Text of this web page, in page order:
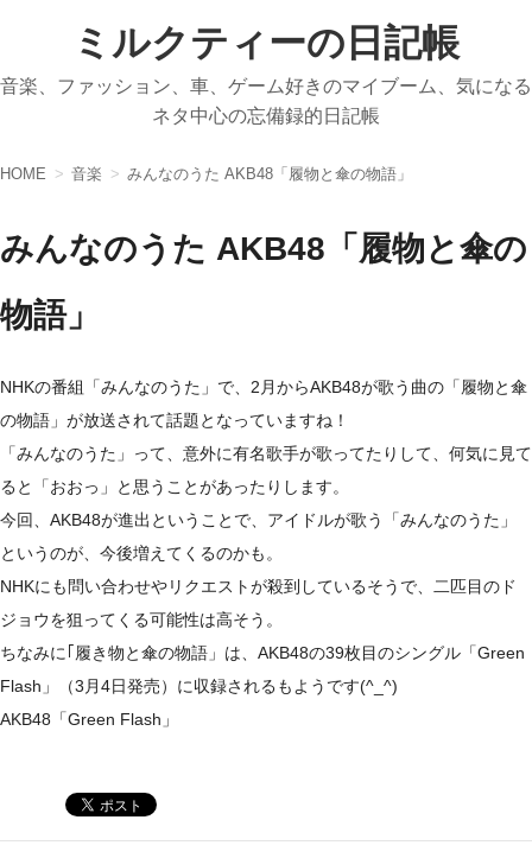
ミルクティーの日記帳
音楽、ファッション、車、ゲーム好きのマイブーム、気になる
ネタ中心の忘備録的日記帳
HOME 音楽 みんなのうた AKB48「履物と傘の物語」
みんなのうた AKB48「履物と傘の
物語」
NHKの番組「みんなのうた」で、2月からAKB48が歌う曲の「履物と傘
の物語」が放送されて話題となっていますね！
「みんなのうた」って、意外に有名歌手が歌ってたりして、何気に見て
ると「おおっ」と思うことがあったりします。
今回、AKB48が進出ということで、アイドルが歌う「みんなのうた」
というのが、今後増えてくるのかも。
NHKにも問い合わせやリクエストが殺到しているそうで、二匹目のド
ジョウを狙ってくる可能性は高そう。
ちなみに｢履き物と傘の物語」は、AKB48の39枚目のシングル「Green
Flash」（3月4日発売）に収録されるもようです(^_^)
AKB48「Green Flash」